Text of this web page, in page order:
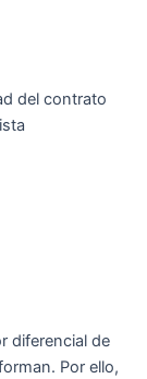
del contrato
diferencial de
Por ello,